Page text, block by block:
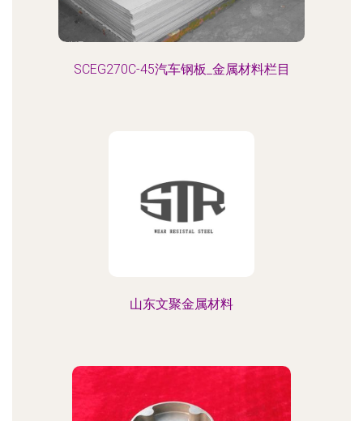
SCEG270C-45汽车钢板_金属材料栏目
山东文聚金属材料